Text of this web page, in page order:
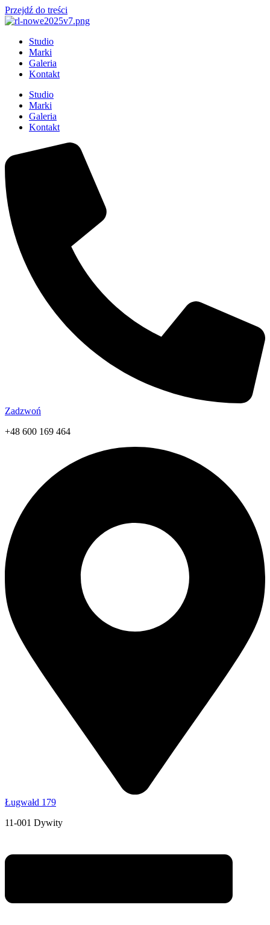
Przejdź do treści
Studio
Marki
Galeria
Kontakt
Studio
Marki
Galeria
Kontakt
Zadzwoń
+48 600 169 464
Ługwałd 179
11-001 Dywity